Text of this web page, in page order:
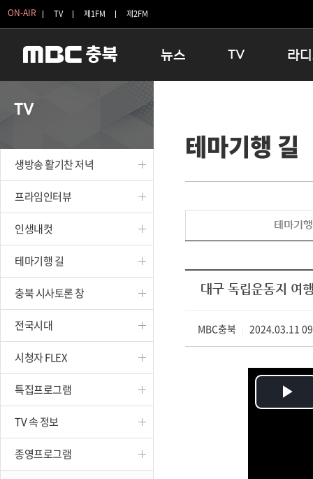
ON-AIR TV 제1FM 제2FM
뉴스
보은
옥천
TV
인생내컷
테마기행 길
시청자 FLEX
종영프로그램
라
16:00
우리 고
TV
생방송 활기찬 저녁
프라임인터뷰
인생내컷
테마기행 길
충북 시사토론 창
전국시대
시청자 FLEX
특집프로그램
TV 속 정보
종영프로그램
테마기행 길
테마기
대구 독립운동지 여
MBC충북 2024.03.11